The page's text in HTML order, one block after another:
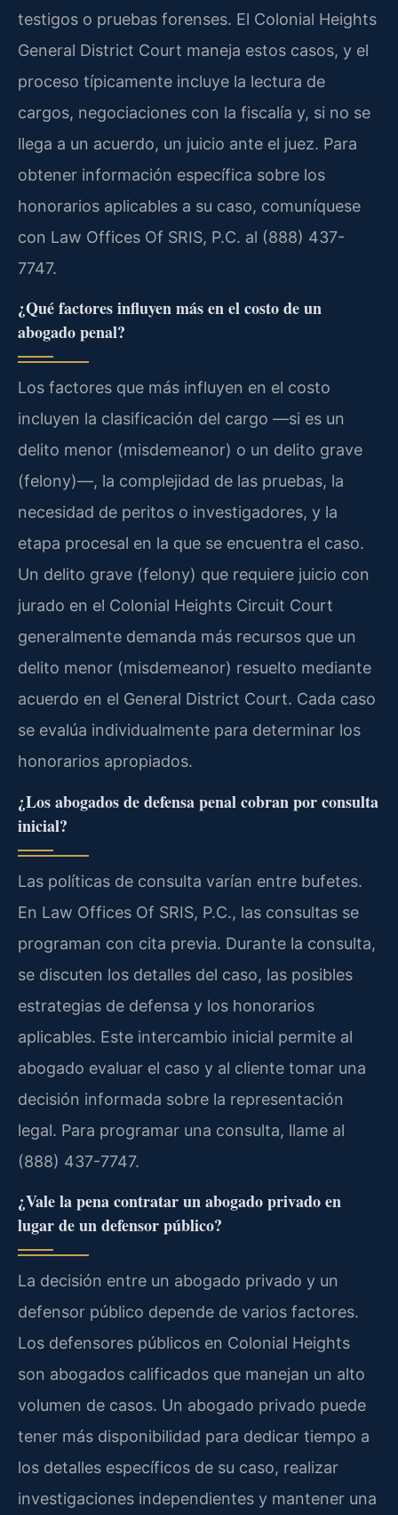
testigos o pruebas forenses. El Colonial Heights
General District Court maneja estos casos, y el
proceso típicamente incluye la lectura de
cargos, negociaciones con la fiscalía y, si no se
llega a un acuerdo, un juicio ante el juez. Para
obtener información específica sobre los
honorarios aplicables a su caso, comuníquese
con Law Offices Of SRIS, P.C. al (888) 437-
7747.
¿Qué factores influyen más en el costo de un
abogado penal?
Los factores que más influyen en el costo
incluyen la clasificación del cargo —si es un
delito menor (misdemeanor) o un delito grave
(felony)—, la complejidad de las pruebas, la
necesidad de peritos o investigadores, y la
etapa procesal en la que se encuentra el caso.
Un delito grave (felony) que requiere juicio con
jurado en el Colonial Heights Circuit Court
generalmente demanda más recursos que un
delito menor (misdemeanor) resuelto mediante
acuerdo en el General District Court. Cada caso
se evalúa individualmente para determinar los
honorarios apropiados.
¿Los abogados de defensa penal cobran por consulta
inicial?
Las políticas de consulta varían entre bufetes.
En Law Offices Of SRIS, P.C., las consultas se
programan con cita previa. Durante la consulta,
se discuten los detalles del caso, las posibles
estrategias de defensa y los honorarios
aplicables. Este intercambio inicial permite al
abogado evaluar el caso y al cliente tomar una
decisión informada sobre la representación
legal. Para programar una consulta, llame al
(888) 437-7747.
¿Vale la pena contratar un abogado privado en
lugar de un defensor público?
La decisión entre un abogado privado y un
defensor público depende de varios factores.
Los defensores públicos en Colonial Heights
son abogados calificados que manejan un alto
volumen de casos. Un abogado privado puede
tener más disponibilidad para dedicar tiempo a
los detalles específicos de su caso, realizar
investigaciones independientes y mantener una